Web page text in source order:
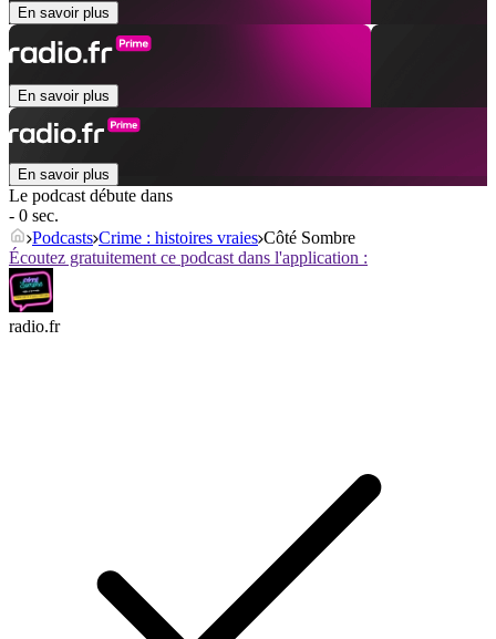
En savoir plus
En savoir plus
En savoir plus
Le podcast débute dans
- 0 sec.
Podcasts Crime : histoires vraies Côté Sombre
Écoutez gratuitement ce podcast dans l'application :
radio.fr